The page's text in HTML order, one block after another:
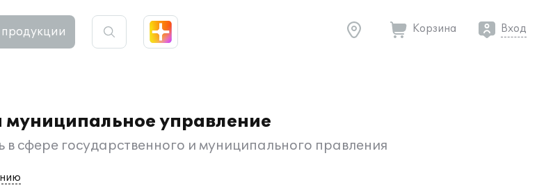
Корзина Вход
муниципальное управление
сфере государственного и муниципального правления